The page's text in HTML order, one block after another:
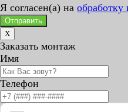
Я согласен(а) на
Отправить
X
Заказать монтаж
Имя
Телефон